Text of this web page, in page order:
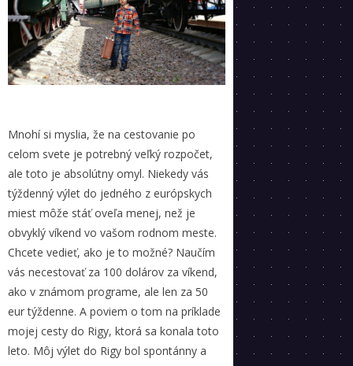
Mnohí si myslia, že na cestovanie po
celom svete je potrebný veľký rozpočet,
ale toto je absolútny omyl. Niekedy vás
týždenný výlet do jedného z európskych
miest môže stáť oveľa menej, než je
obvyklý víkend vo vašom rodnom meste.
Chcete vedieť, ako je to možné? Naučím
vás necestovať za 100 dolárov za víkend,
ako v známom programe, ale len za 50
eur týždenne. A poviem o tom na príklade
mojej cesty do Rigy, ktorá sa konala toto
leto. Môj výlet do Rigy bol spontánny a